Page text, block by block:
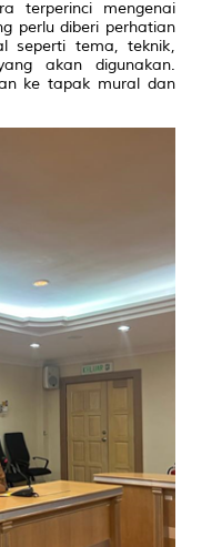
terperinci mengenai
perlu diberi perhatian
seperti tema, teknik,
akan digunakan.
ke tapak mural dan